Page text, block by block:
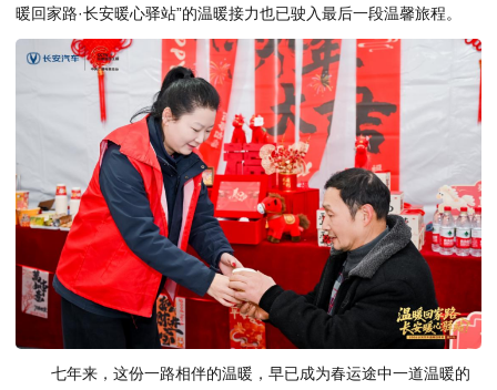
暖回家路·长安暖心驿站”的温暖接力也已驶入最后一段温馨旅程。
七年来，这份一路相伴的温暖，早已成为春运途中一道温暖的